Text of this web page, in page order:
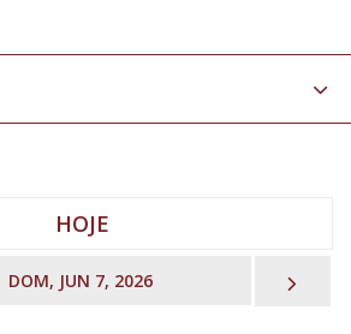
HOJE
DOM, JUN 7, 2026